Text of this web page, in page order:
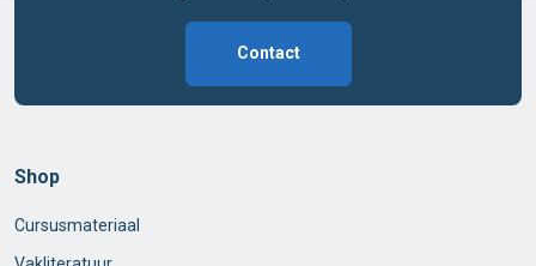
Contact
Shop
Cursusmateriaal